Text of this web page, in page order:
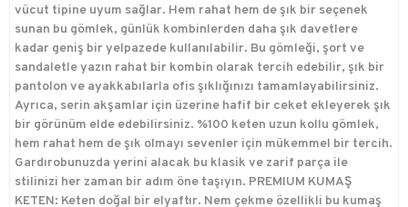
vücut tipine uyum sağlar. Hem rahat hem de şık bir seçenek
sunan bu gömlek, günlük kombinlerden daha şık davetlere
kadar geniş bir yelpazede kullanılabilir. Bu gömleği, şort ve
sandaletle yazın rahat bir kombin olarak tercih edebilir, şık bir
pantolon ve ayakkabılarla ofis şıklığınızı tamamlayabilirsiniz.
Ayrıca, serin akşamlar için üzerine hafif bir ceket ekleyerek şık
bir görünüm elde edebilirsiniz. %100 keten uzun kollu gömlek,
hem rahat hem de şık olmayı sevenler için mükemmel bir tercih.
Gardırobunuzda yerini alacak bu klasik ve zarif parça ile
stilinizi her zaman bir adım öne taşıyın. PREMIUM KUMAŞ
KETEN: Keten doğal bir elyaftır. Nem çekme özellikli bu kumaş